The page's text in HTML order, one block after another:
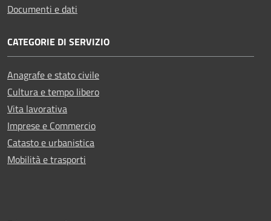
Documenti e dati
CATEGORIE DI SERVIZIO
Anagrafe e stato civile
Cultura e tempo libero
Vita lavorativa
Imprese e Commercio
Catasto e urbanistica
Mobilità e trasporti